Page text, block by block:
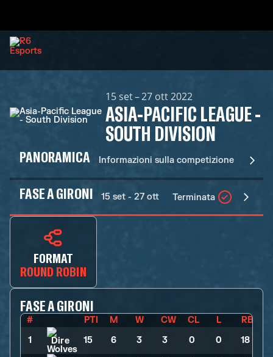
15 set – 27 ott 2022
ASIA-PACIFIC LEAGUE -
SOUTH DIVISION
PANORAMICA Informazioni sulla competizione
FASE A GIRONI 15 set - 27 ott Terminata
FORMAT
ROUND ROBIN
FASE A GIRONI
# PTI M W CW CL L
RB
1
15 6 3 3 0 0 18